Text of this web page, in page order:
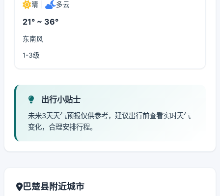
晴 多云
21° ~ 36°
东南风
1-3级
出行小贴士
未来3天天气预报仅供参考，建议出行前查看实时天气
变化，合理安排行程。
巴楚县附近城市